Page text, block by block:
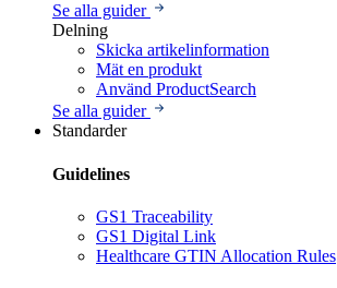
Se alla guider
Delning
Skicka artikelinformation
Mät en produkt
Använd ProductSearch
Se alla guider
Standarder
Guidelines
GS1 Traceability
GS1 Digital Link
Healthcare GTIN Allocation Rules